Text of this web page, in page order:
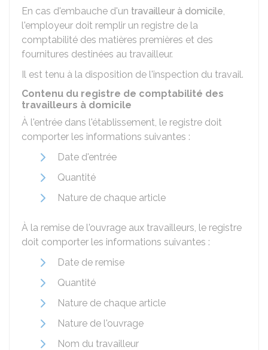
En cas d'embauche d'un travailleur à domicile,
l'employeur doit remplir un registre de la
comptabilité des matières premières et des
fournitures destinées au travailleur.
Il est tenu à la disposition de l'inspection du travail.
Contenu du registre de comptabilité des
travailleurs à domicile
À l'entrée dans l'établissement, le registre doit
comporter les informations suivantes :
Date d'entrée
Quantité
Nature de chaque article
À la remise de l'ouvrage aux travailleurs, le registre
doit comporter les informations suivantes :
Date de remise
Quantité
Nature de chaque article
Nature de l'ouvrage
Nom du travailleur